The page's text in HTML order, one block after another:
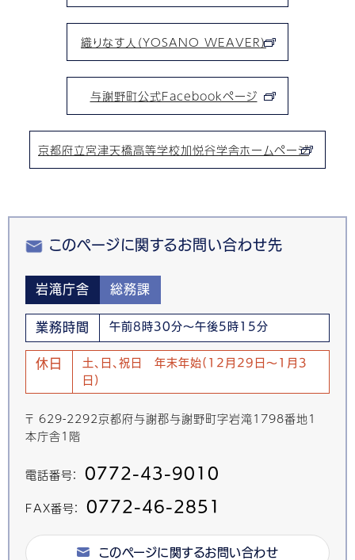
織りなす人（YOSANO WEAVER）
与謝野町公式Facebookページ
京都府立宮津天橋高等学校加悦谷学舎ホームページ
このページに関するお問い合わせ先
岩滝庁舎 総務課
業務時間 午前8時30分～午後5時15分
休日
土、日、祝日 年末年始(12月29日～1月3
日)
〒 629-2292京都府与謝郡与謝野町字岩滝1798番地1
本庁舎1階
電話番号： 0772-43-9010
FAX番号： 0772-46-2851
このページに関するお問い合わせ